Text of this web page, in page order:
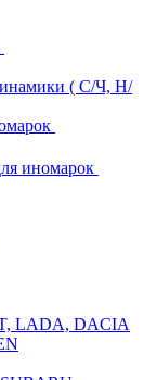
( С/Ч, Н/
иномарок
LADA, DACIA